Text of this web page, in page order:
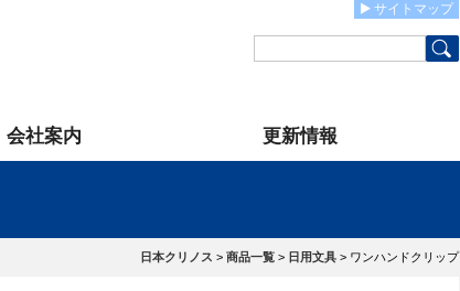
サイトマップ
会社案内 更新情報
日本クリノス > 商品一覧 > 日用文具 > ワンハンドクリップ